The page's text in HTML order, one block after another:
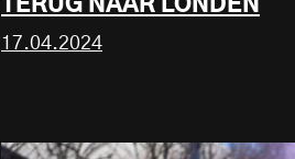
17.04.2024